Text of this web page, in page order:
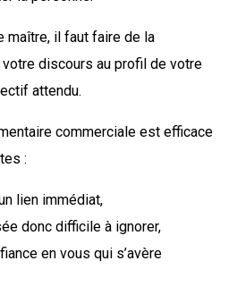
maître, il faut faire de la
discours au profil de votre
attendu.
commerciale est efficace
:
lien immédiat,
donc difficile à ignorer,
en vous qui s’avère